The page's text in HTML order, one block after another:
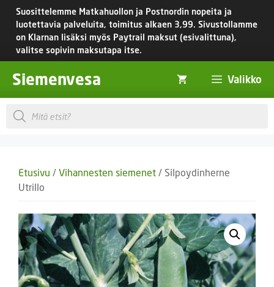
Siirry
sisältöön
Suosittelemme Matkahuollon ja Postnordin nopeita ja
luotettavia palveluita, toimitus alkaen 3,99. Sivustollamme
on Klarnan lisäksi myös Paytrail maksut (esivalittuna),
valitse sopivin maksutapa itse.
Siemenvesa Valikko
Products
search
Etusivu / Vihannesten siemenet / Silpoydinherne
Utrillo